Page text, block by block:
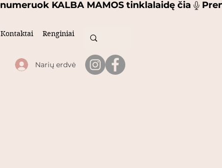
Kontaktai Renginiai
Narių erdvė